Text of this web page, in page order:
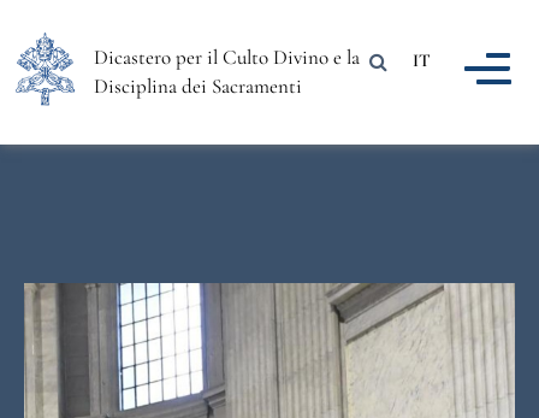
Dicastero per il Culto Divino e la
Disciplina dei Sacramenti
IT